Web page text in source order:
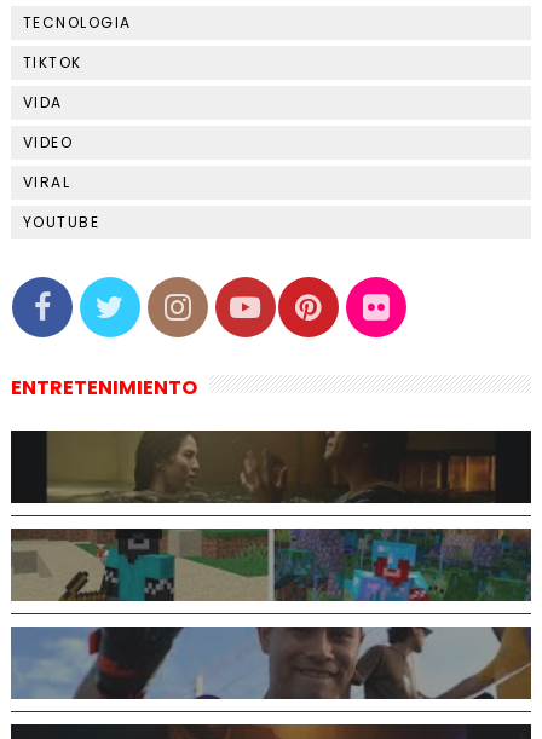
TECNOLOGIA
TIKTOK
VIDA
VIDEO
VIRAL
YOUTUBE
ENTRETENIMIENTO